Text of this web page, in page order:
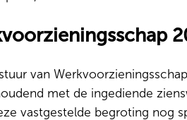
van Werkvoorzieningsschap
met de ingediende
vastgestelde begroting nog